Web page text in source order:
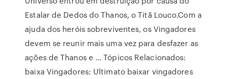
Estalar de Dedos do Thanos, o Titã Louco.Com a
ajuda dos heróis sobreviventes, os Vingadores
devem se reunir mais uma vez para desfazer as
ações de Thanos e … Tópicos Relacionados:
baixa Vingadores: Ultimato baixar vingadores